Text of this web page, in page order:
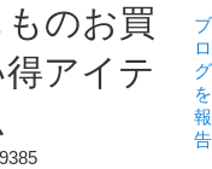
ものお買
得アイテ
ブ
ロ
グ
を
報
告